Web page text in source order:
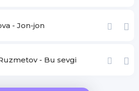
- Jon-jon
- Bu sevgi